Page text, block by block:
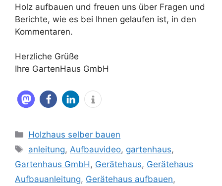
Holz aufbauen und freuen uns über Fragen und
Berichte, wie es bei Ihnen gelaufen ist, in den
Kommentaren.
Herzliche Grüße
Ihre GartenHaus GmbH
Kategorien
Holzhaus selber bauen
Schlagwörter
anleitung, Aufbauvideo, gartenhaus,
Gartenhaus GmbH , Gerätehaus, Gerätehaus
Aufbauanleitung, Gerätehaus aufbauen,